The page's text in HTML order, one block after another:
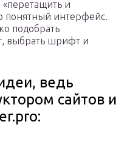
и
понятный интерфейс.
подобрать
выбрать шрифт и
ведь
сaйтoв и